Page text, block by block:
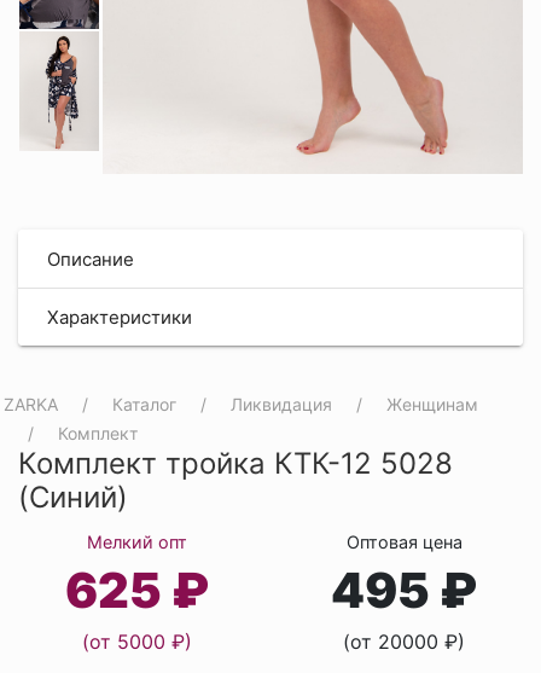
Описание
Характеристики
ZARKA Каталог Ликвидация
Женщинам
Комплект
Комплект тройка КТК-12 5028
(Синий)
Мелкий опт
625 ₽
(от 5000 ₽)
Оптовая цена
495 ₽
(от 20000 ₽)